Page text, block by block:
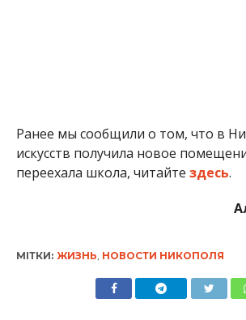
Ранее мы сообщили о том, что в
искусств получила новое
переехала школа, читайте здесь.
МІТКИ: ЖИЗНЬ НОВОСТИ НИКОПОЛЯ